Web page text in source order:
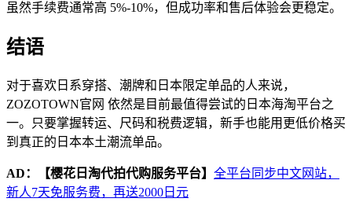
虽然手续费通常高 5%-10%，但成功率和售后体验会更稳定。
结语
对于喜欢日系穿搭、潮牌和日本限定单品的人来说，
ZOZOTOWN官网 依然是目前最值得尝试的日本海淘平台之
一。只要掌握转运、尺码和税费逻辑，新手也能用更低价格买
到真正的日本本土潮流单品。
AD： 【樱花日淘代拍代购服务平台】 全平台同步中文网站，
新人7天免服务费，再送2000日元